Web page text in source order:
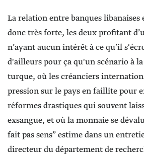
La relation entre banques libanaises
donc très forte, les deux profitant
n’ayant aucun intérêt à ce qu’il
d'ailleurs pour ça qu'un scénario à
turque, où les créanciers
pression sur le pays en faillite pour
réformes drastiques qui souvent
exsangue, et où la monnaie se
fait pas sens” estime dans un
directeur du département de